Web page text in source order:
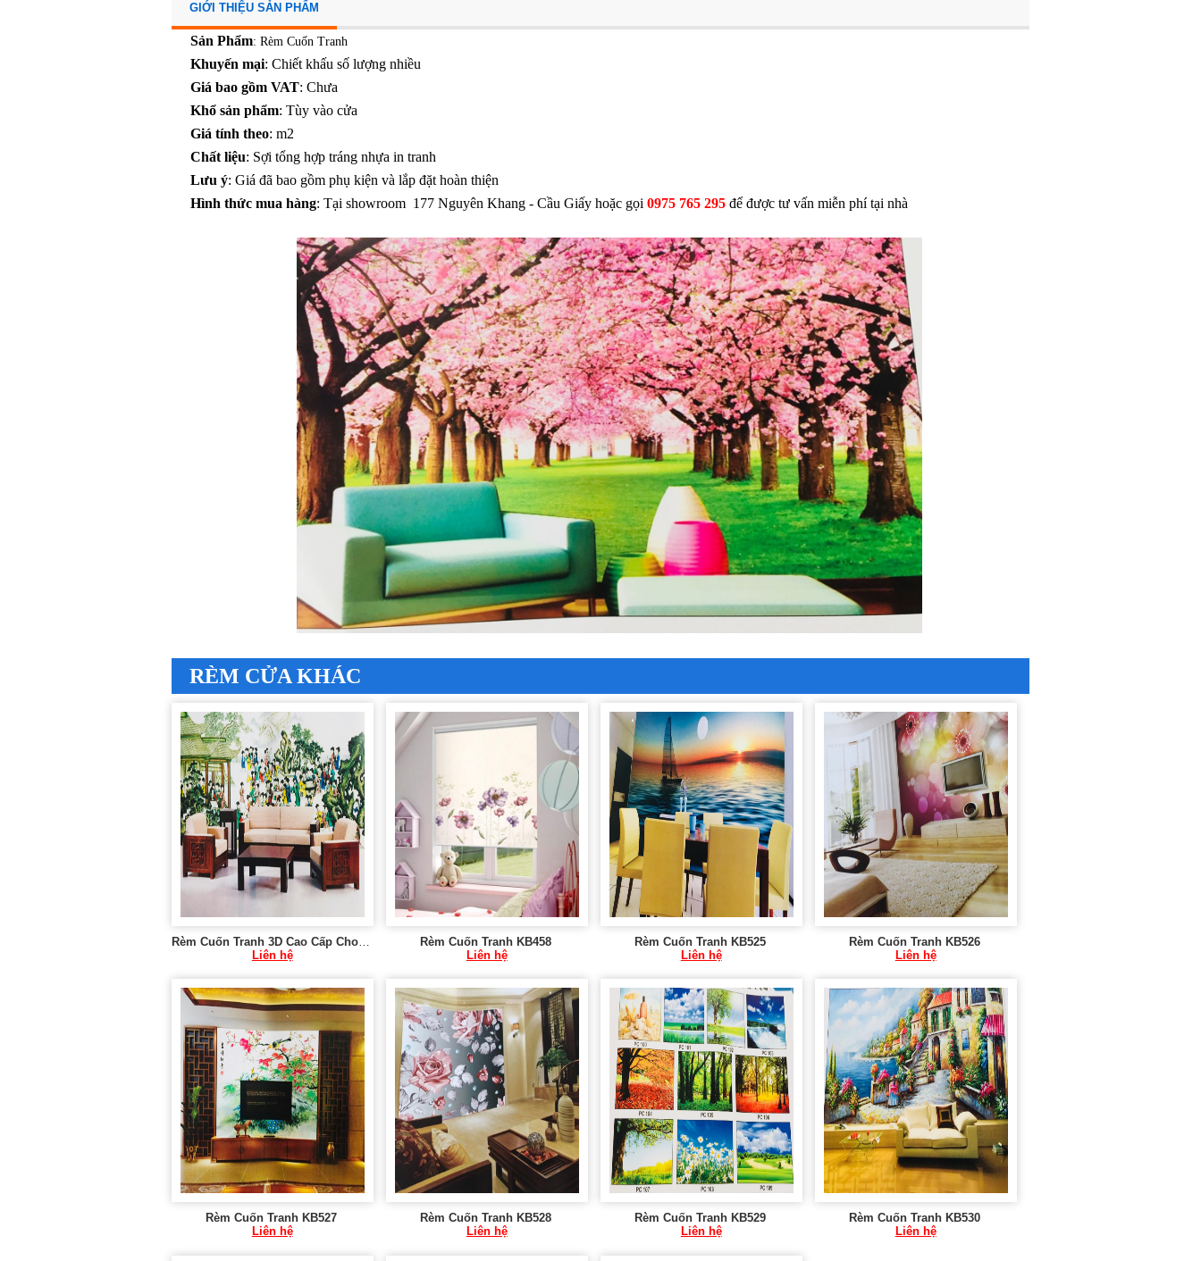
GIỚI THIỆU SẢN PHẨM
Sản Phẩm: Rèm Cuốn Tranh
Khuyến mại: Chiết khấu số lượng nhiều
Giá bao gồm VAT: Chưa
Khổ sản phẩm: Tùy vào cửa
Giá tính theo: m2
Chất liệu: Sợi tổng hợp tráng nhựa in tranh
Lưu ý: Giá đã bao gồm phụ kiện và lắp đặt hoàn thiện
Hình thức mua hàng: Tại showroom 177 Nguyên Khang - Cầu Giấy hoặc gọi 0975 765 295để được tư vấn miễn phí tại nhà
RÈM CỬA KHÁC
Rèm Cuốn Tranh 3D Cao Cấp Cho Cửa Sổ KB545
Liên hệ
Rèm Cuốn Tranh KB458
Liên hệ
Rèm Cuốn Tranh KB525
Liên hệ
Rèm Cuốn Tranh KB526
Liên hệ
Rèm Cuốn Tranh KB527
Liên hệ
Rèm Cuốn Tranh KB528
Liên hệ
Rèm Cuốn Tranh KB529
Liên hệ
Rèm Cuốn Tranh KB530
Liên hệ